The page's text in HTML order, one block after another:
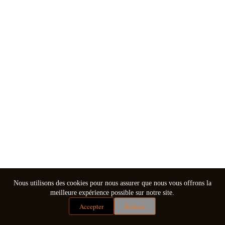
Nous utilisons des cookies pour nous assurer que nous vous offrons la
meilleure expérience possible sur notre site.
Accepter Refuser
Mentions légales
Conditions générales de vente